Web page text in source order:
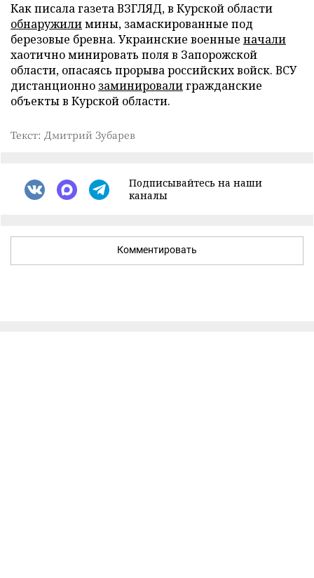
Как писала газета ВЗГЛЯД, в Курской области
обнаружилимины, замаскированные под
березовые бревна. Украинские военные начали
хаотично минировать поля в Запорожской
области, опасаясь прорыва российских войск. ВСУ
дистанционно заминировалигражданские
объекты в Курской области.
Текст: Дмитрий Зубарев
Подписывайтесь на наши
каналы
Комментировать